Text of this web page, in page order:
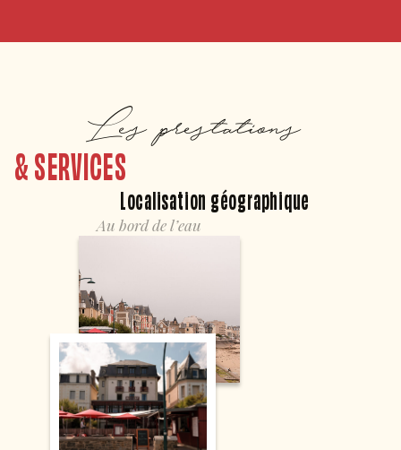
Les prestations
& SERVICES
Localisation géographique
Au bord de l’eau